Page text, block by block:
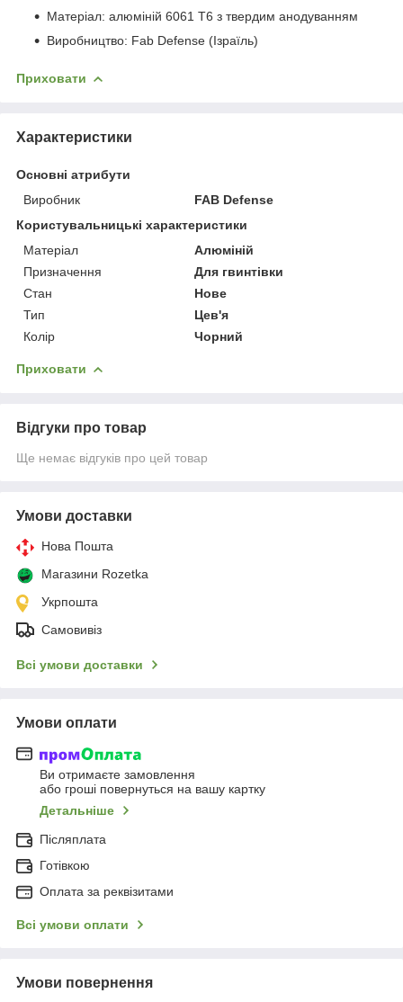
Матеріал: алюміній 6061 T6 з твердим анодуванням
Виробництво: Fab Defense (Ізраїль)
Приховати
Характеристики
Основні атрибути
Виробник
FAB Defense
Користувальницькі характеристики
Матеріал
Алюміній
Призначення
Для гвинтівки
Стан
Нове
Тип
Цев'я
Колір
Чорний
Приховати
Відгуки про товар
Ще немає відгуків про цей товар
Умови доставки
Нова Пошта
Магазини Rozetka
Укрпошта
Самовивіз
Всі умови доставки
Умови оплати
Ви отримаєте замовлення
або гроші повернуться на вашу картку
Детальніше
Післяплата
Готівкою
Оплата за реквізитами
Всі умови оплати
Умови повернення